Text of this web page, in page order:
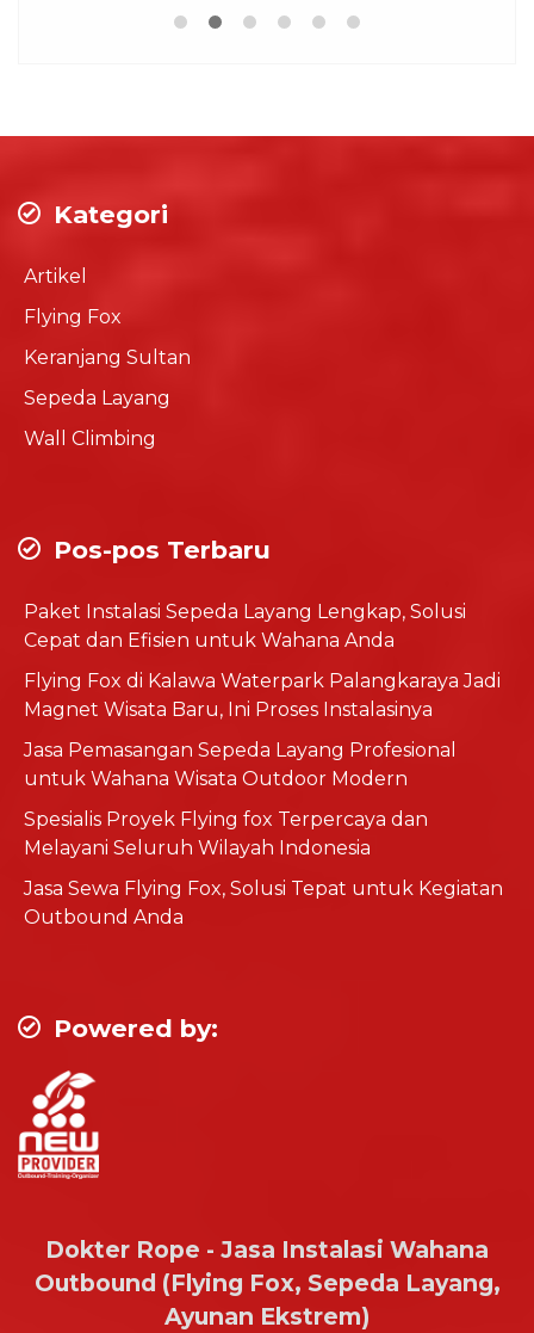
Kategori
Artikel
Flying Fox
Keranjang Sultan
Sepeda Layang
Wall Climbing
Pos-pos Terbaru
Paket Instalasi Sepeda Layang Lengkap, Solusi
Cepat dan Efisien untuk Wahana Anda
Flying Fox di Kalawa Waterpark Palangkaraya Jadi
Magnet Wisata Baru, Ini Proses Instalasinya
Jasa Pemasangan Sepeda Layang Profesional
untuk Wahana Wisata Outdoor Modern
Spesialis Proyek Flying fox Terpercaya dan
Melayani Seluruh Wilayah Indonesia
Jasa Sewa Flying Fox, Solusi Tepat untuk Kegiatan
Outbound Anda
Powered by:
Dokter Rope - Jasa Instalasi Wahana
Outbound (Flying Fox, Sepeda Layang,
Ayunan Ekstrem)